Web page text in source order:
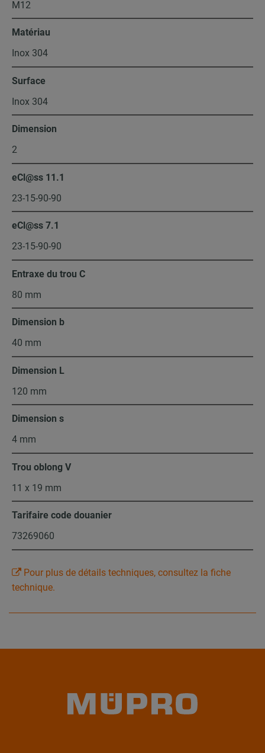
M12
Matériau
Inox 304
Surface
Inox 304
Dimension
2
eCl@ss 11.1
23-15-90-90
eCl@ss 7.1
23-15-90-90
Entraxe du trou C
80 mm
Dimension b
40 mm
Dimension L
120 mm
Dimension s
4 mm
Trou oblong V
11 x 19 mm
Tarifaire code douanier
73269060
Pour plus de détails techniques, consultez la fiche
technique.